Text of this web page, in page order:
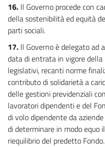
16. Il Governo procede con
della sostenibilità ed equità
parti sociali.
17. Il Governo è delegato ad
data di entrata in vigore
legislativi, recanti norme
contributo di solidarietà a
delle gestioni previdenziali
lavoratori dipendenti e del
di volo dipendente da
di determinare in modo equo
riequilibrio del predetto Fondo.